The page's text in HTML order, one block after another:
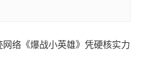
网络《爆战小英雄》凭硬核实力